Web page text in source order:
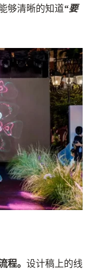
够清晰的知道“要
程。 设计稿上的线